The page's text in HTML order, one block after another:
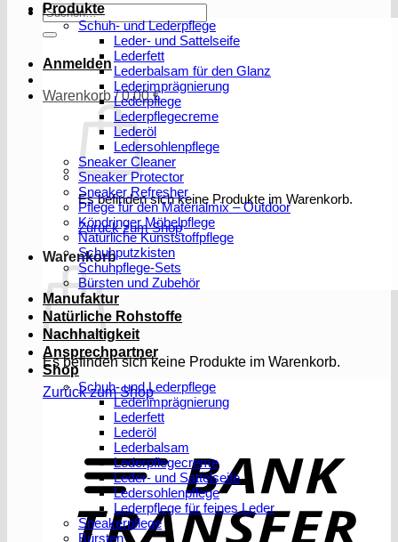
Suchen
nach:
Anmelden
Warenkorb /0,00€
Es befinden sich keine Produkte im Warenkorb.
Zurück zum Shop
Warenkorb
Es befinden sich keine Produkte im Warenkorb.
Zurück zum Shop
Produkte
Schuh- und Lederpflege
Leder- und Sattelseife
Lederfett
Lederbalsam für den Glanz
Lederimprägnierung
Lederpflege
Lederpflegecreme
Lederöl
Ledersohlenpflege
Sneaker Cleaner
Sneaker Protector
Sneaker Refresher
Pflege für den Materialmix – Outdoor
Köndringer Möbelpflege
Natürliche Kunststoffpflege
Schuhputzkisten
Schuhpflege-Sets
Bürsten und Zubehör
Manufaktur
Natürliche Rohstoffe
Nachhaltigkeit
Ansprechpartner
Shop
Schuh- und Lederpflege
Lederimprägnierung
Lederfett
Lederöl
Lederbalsam
Lederpflegecreme
Leder- und Sattelseife
Ledersohlenpflege
Lederpflege für feines Leder
Sneakerpflege
Bürsten